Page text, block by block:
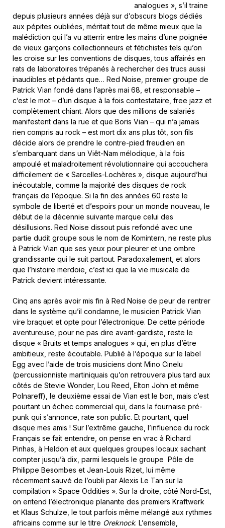
analogues », s’il traine
depuis plusieurs années déjà sur d’obscurs blogs dédiés
aux pépites oubliées, méritait tout de même mieux que la
malédiction qui l’a vu atterrir entre les mains d’une poignée
de vieux garçons collectionneurs et fétichistes tels qu’on
les croise sur les conventions de disques, tous affairés en
rats de laboratoires trépanés à rechercher des trucs aussi
inaudibles et pédants que… Red Noise, premier groupe de
Patrick Vian fondé dans l’après mai 68, et responsable –
c’est le mot – d’un disque à la fois contestataire, free jazz et
complètement chiant. Alors que des millions de salariés
manifestent dans la rue et que Boris Vian – qui n’a jamais
rien compris au rock – est mort dix ans plus tôt, son fils
décide alors de prendre le contre-pied freudien en
s’embarquant dans un Viêt-Nam mélodique, à la fois
ampoulé et maladroitement révolutionnaire qui accouchera
difficilement de « Sarcelles-Lochères », disque aujourd’hui
inécoutable, comme la majorité des disques de rock
français de l’époque. Si la fin des années 60 reste le
symbole de liberté et d’espoirs pour un monde nouveau, le
début de la décennie suivante marque celui des
désillusions. Red Noise dissout puis refondé avec une
partie dudit groupe sous le nom de Komintern, ne reste plus
à Patrick Vian que ses yeux pour pleurer et une ombre
grandissante qui le suit partout. Paradoxalement, et alors
que l’histoire merdoie, c’est ici que la vie musicale de
Patrick devient intéressante.
Cinq ans après avoir mis fin à Red Noise de peur de rentrer
dans le système qu’il condamne, le musicien Patrick Vian
vire braquet et opte pour l’électronique. De cette période
aventureuse, pour ne pas dire avant-gardiste, reste le
disque « Bruits et temps analogues » qui, en plus d’être
ambitieux, reste écoutable. Publié à l’époque sur le label
Egg avec l’aide de trois musiciens dont Mino Cinelu
(percussionniste martiniquais qu’on retrouvera plus tard aux
côtés de Stevie Wonder, Lou Reed, Elton John et même
Polnareff), le deuxième essai de Vian est le bon, mais c’est
pourtant un échec commercial qui, dans la fournaise pré-
punk qui s’annonce, rate son public. Et pourtant, quel
disque mes amis ! Sur l’extrême gauche, l’influence du rock
Français se fait entendre, on pense en vrac à Richard
Pinhas, à Heldon et aux quelques groupes locaux sachant
compter jusqu’à dix, parmi lesquels le groupe Pôle de
Philippe Besombes et Jean-Louis Rizet, lui même
récemment sauvé de l’oubli par Alexis Le Tan sur la
compilation « Space Oddities ». Sur la droite, côté Nord-Est,
on entend l’électronique planante des premiers Kraftwerk
et Klaus Schulze, le tout parfois même mélangé aux rythmes
africains comme sur le titre Oreknock. L’ensemble,